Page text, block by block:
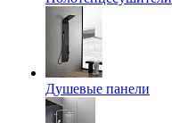
Душевые панели